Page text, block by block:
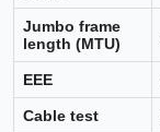
Jumbo frame
length (MTU)
EEE
Cable test